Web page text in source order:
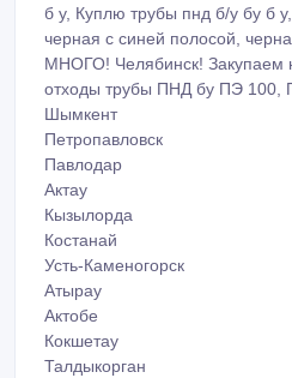
б у, Куплю трубы пнд б/у бу б
черная с синей полосой,
МНОГО! Челябинск! Закупаем
отходы трубы ПНД бу ПЭ 100,
Шымкент
Петропавловск
Павлодар
Актау
Кызылорда
Костанай
Усть-Каменогорск
Атырау
Актобе
Кокшетау
Талдыкорган